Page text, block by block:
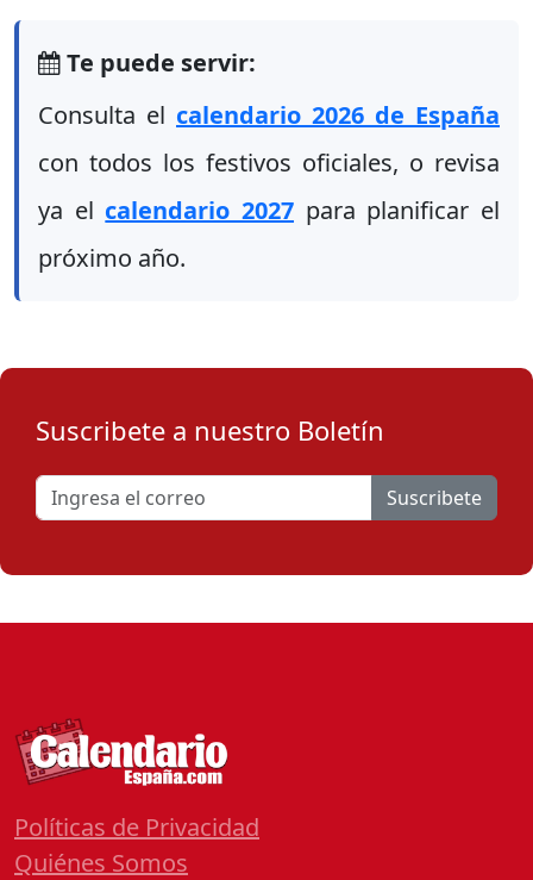
Te puede servir:
Consulta el calendario 2026 de España
con todos los festivos oficiales, o revisa
ya el calendario 2027 para planificar el
próximo año.
Suscribete a nuestro Boletín
Suscribete
Políticas de Privacidad
Quiénes Somos